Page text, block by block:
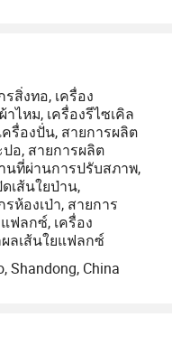
ผ่านกระบวนการอีก
ด้อย่างสมบูรณ์แบบ
รสิ่งทอ, เครื่อง
าไหม, เครื่องรีไซเคิล
ครื่องปั่น, สายการผลิต
อ, สายการผลิต
นที่ผ่านการปรับสภาพ,
ดเส้นใยป่าน,
รห้องเป่า, สายการ
ฟลกซ์, เครื่อง
ลเส้นใยแฟลกซ์
Shandong, China